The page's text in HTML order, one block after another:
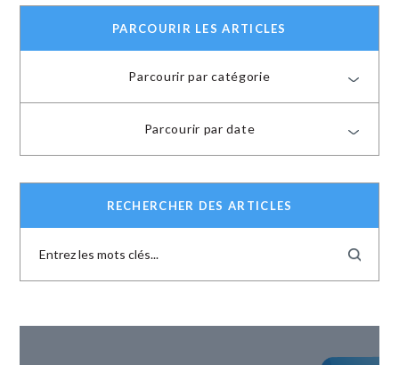
PARCOURIR LES ARTICLES
Parcourir par catégorie
Parcourir par date
RECHERCHER DES ARTICLES